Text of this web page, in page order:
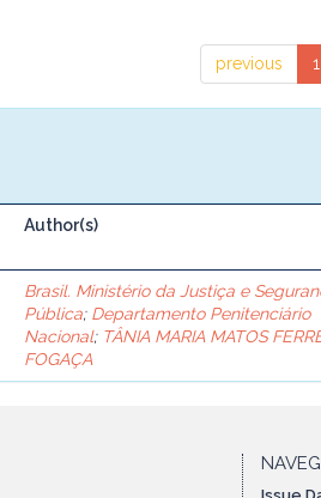
previous 1
Author(s)
Brasil. Ministério da Justiça e
Pública; Departamento Penitenciário
Nacional; TÂNIA MARIA MATOS
FOGAÇA